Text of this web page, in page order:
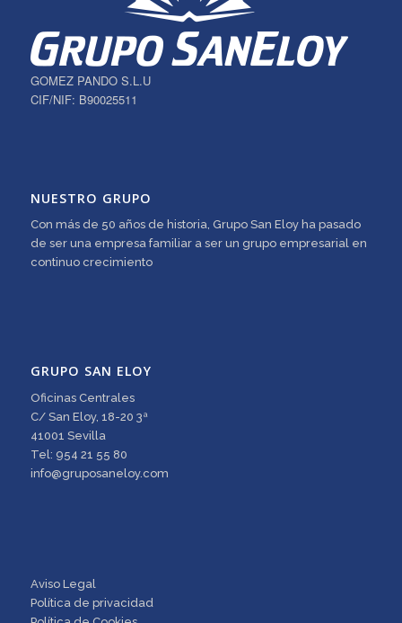
GOMEZ PANDO S.L.U
CIF/NIF: B90025511
NUESTRO GRUPO
Con más de 50 años de historia, Grupo San Eloy ha pasado
de ser una empresa familiar a ser un grupo empresarial en
continuo crecimiento
GRUPO SAN ELOY
Oficinas Centrales
C/ San Eloy, 18-20 3ª
41001 Sevilla
Tel: 954 21 55 80
info@gruposaneloy.com
Aviso Legal
Política de privacidad